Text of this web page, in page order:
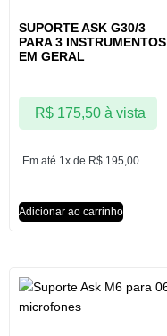
SUPORTE ASK G30/3
PARA 3 INSTRUMENTOS
EM GERAL
Em até 1x de R$ 195,00
R$175,50 à vista
Adicionar ao carrinho